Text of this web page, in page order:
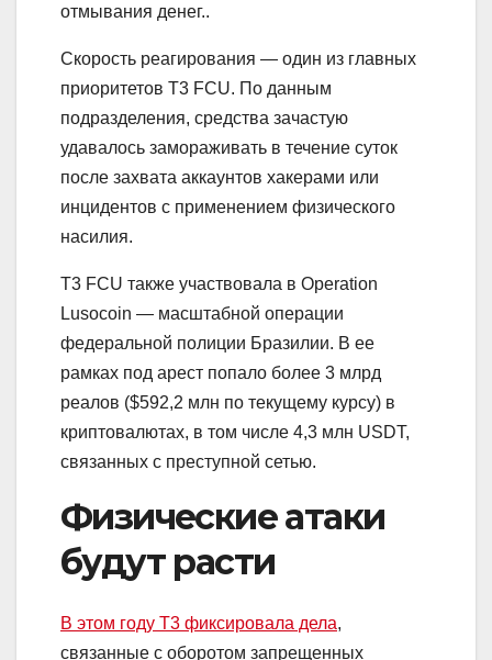
отмывания денег..
Скорость реагирования — один из главных
приоритетов T3 FCU. По данным
подразделения, средства зачастую
удавалось замораживать в течение суток
после захвата аккаунтов хакерами или
инцидентов с применением физического
насилия.
T3 FCU также участвовала в Operation
Lusocoin — масштабной операции
федеральной полиции Бразилии. В ее
рамках под арест попало более 3 млрд
реалов ($592,2 млн по текущему курсу) в
криптовалютах, в том числе 4,3 млн USDT,
связанных с преступной сетью.
Физические атаки
будут расти
В этом году T3 фиксировала дела,
связанные с оборотом запрещенных